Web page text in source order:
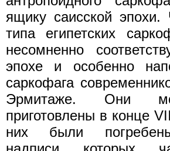
ящику саисской эпохи.
типа египетских
несомненно
эпохе и особенно
саркофага
Эрмитаже. Они
приготовлены в конце
них были